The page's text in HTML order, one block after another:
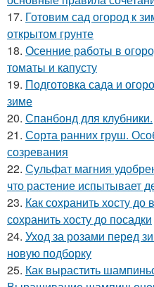
17. Готовим сад огород к
открытом грунте
18. Осенние работы в
томаты и капусту
19. Подготовка сада и
зиме
20. Спанбонд для клубники.
21. Сорта ранних груш.
созревания
22. Сульфат магния
что растение испытывает
23. Как сохранить хосту до
сохранить хосту до посадки
24. Уход за розами перед
новую подборку
25. Как вырастить